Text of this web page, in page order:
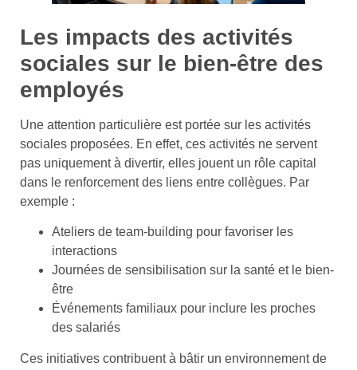
Les impacts des activités
sociales sur le bien-être des
employés
Une attention particulière est portée sur les activités
sociales proposées. En effet, ces activités ne servent
pas uniquement à divertir, elles jouent un rôle capital
dans le renforcement des liens entre collègues. Par
exemple :
Ateliers de team-building pour favoriser les
interactions
Journées de sensibilisation sur la santé et le bien-
être
Événements familiaux pour inclure les proches
des salariés
Ces initiatives contribuent à bâtir un environnement de